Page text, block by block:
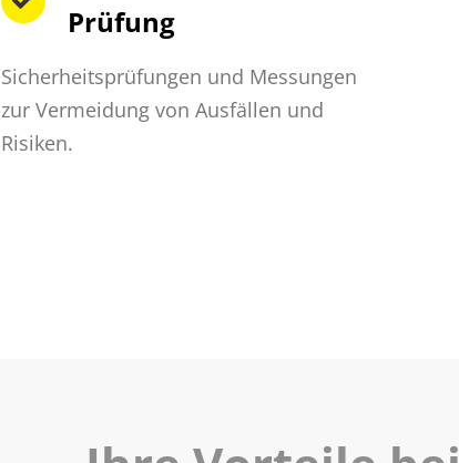
Prüfung
Sicherheitsprüfungen und Messungen
zur Vermeidung von Ausfällen und
Risiken.